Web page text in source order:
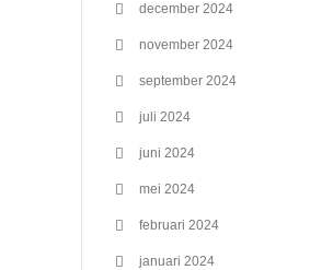
december 2024
november 2024
september 2024
juli 2024
juni 2024
mei 2024
februari 2024
januari 2024